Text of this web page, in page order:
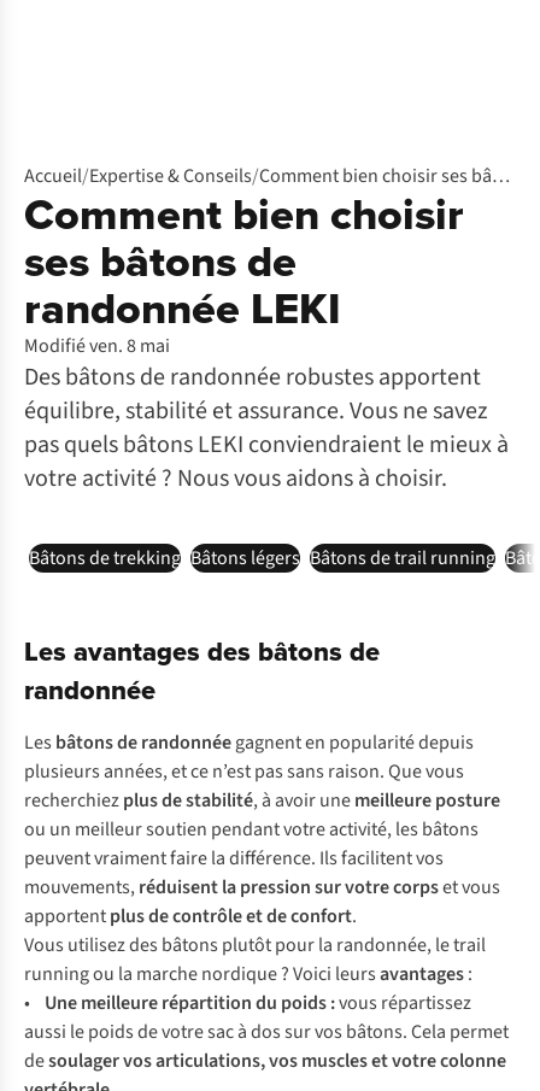
Accueil/Expertise & Conseils/ Comment bien choisir ses bâtons de randonnée LEKI
Comment bien choisir
ses bâtons de
randonnée LEKI
Modifié ven. 8 mai
Des bâtons de randonnée robustes apportent
équilibre, stabilité et assurance. Vous ne savez
pas quels bâtons LEKI conviendraient le mieux à
votre activité ? Nous vous aidons à choisir.
Bâtons de trekking Bâtons légers Bâtons de trail running
Les avantages des bâtons de
randonnée
Les bâtons de randonnéegagnent en popularité depuis
plusieurs années, et ce n’est pas sans raison. Que vous
recherchiezplus de stabilité, à avoir unemeilleure posture
ou un meilleur soutien pendant votre activité, les bâtons
peuvent vraiment faire la différence. Ils facilitent vos
mouvements,réduisent la pression sur votre corpset vous
apportentplus de contrôle et de confort.
Vous utilisez des bâtons plutôt pour la randonnée, le trail
running ou la marche nordique ? Voici leursavantages:
• Une meilleure répartition du poids:vous répartissez
aussi le poids de votre sac à dos sur vos bâtons. Cela permet
desoulager vos articulations, vos muscles et votre colonne